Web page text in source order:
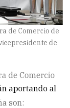
de Comercio de
de
de Comercio
aportando al
son: